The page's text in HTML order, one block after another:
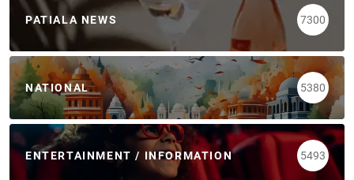
PATIALA NEWS 7300
NATIONAL 5380
ENTERTAINMENT / INFORMATION 5493